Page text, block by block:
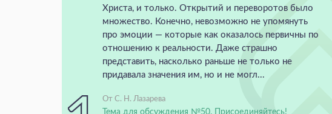
Христа, и только. Открытий и переворотов было
множество. Конечно, невозможно не упомянуть
про эмоции — которые как оказалось первичны по
отношению к реальности. Даже страшно
представить, насколько раньше не только не
придавала значения им, но и не могл...
От С. Н. Лазарева
Тема для обсуждения №50. Присоединяйтесь!